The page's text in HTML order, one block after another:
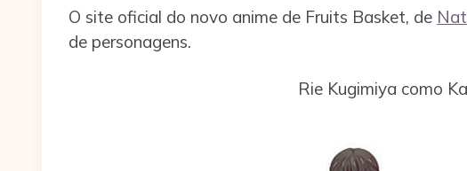
O site oficial do novo anime de Fruits Basket, de
de personagens.
Rie Kugimiya como